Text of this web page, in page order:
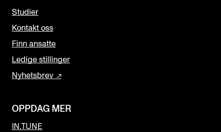
Studier
Kontakt oss
Finn ansatte
Ledige stillinger
Nyhetsbrev
OPPDAG MER
IN.TUNE